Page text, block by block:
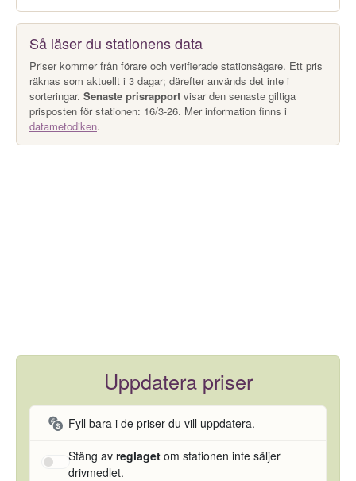
Så läser du stationens data
Priser kommer från förare och verifierade stationsägare. Ett pris
räknas som aktuellt i 3 dagar; därefter används det inte i
sorteringar. Senaste prisrapport visar den senaste giltiga
prisposten för stationen: 16/3-26. Mer information finns i
datametodiken.
Uppdatera priser
Fyll bara i de priser du vill uppdatera.
Stäng av reglaget om stationen inte säljer
drivmedlet.